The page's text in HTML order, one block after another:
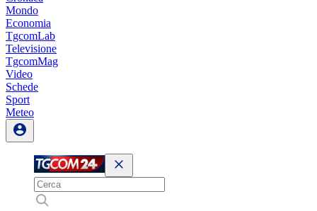
Mondo
Economia
TgcomLab
Televisione
TgcomMag
Video
Schede
Sport
Meteo